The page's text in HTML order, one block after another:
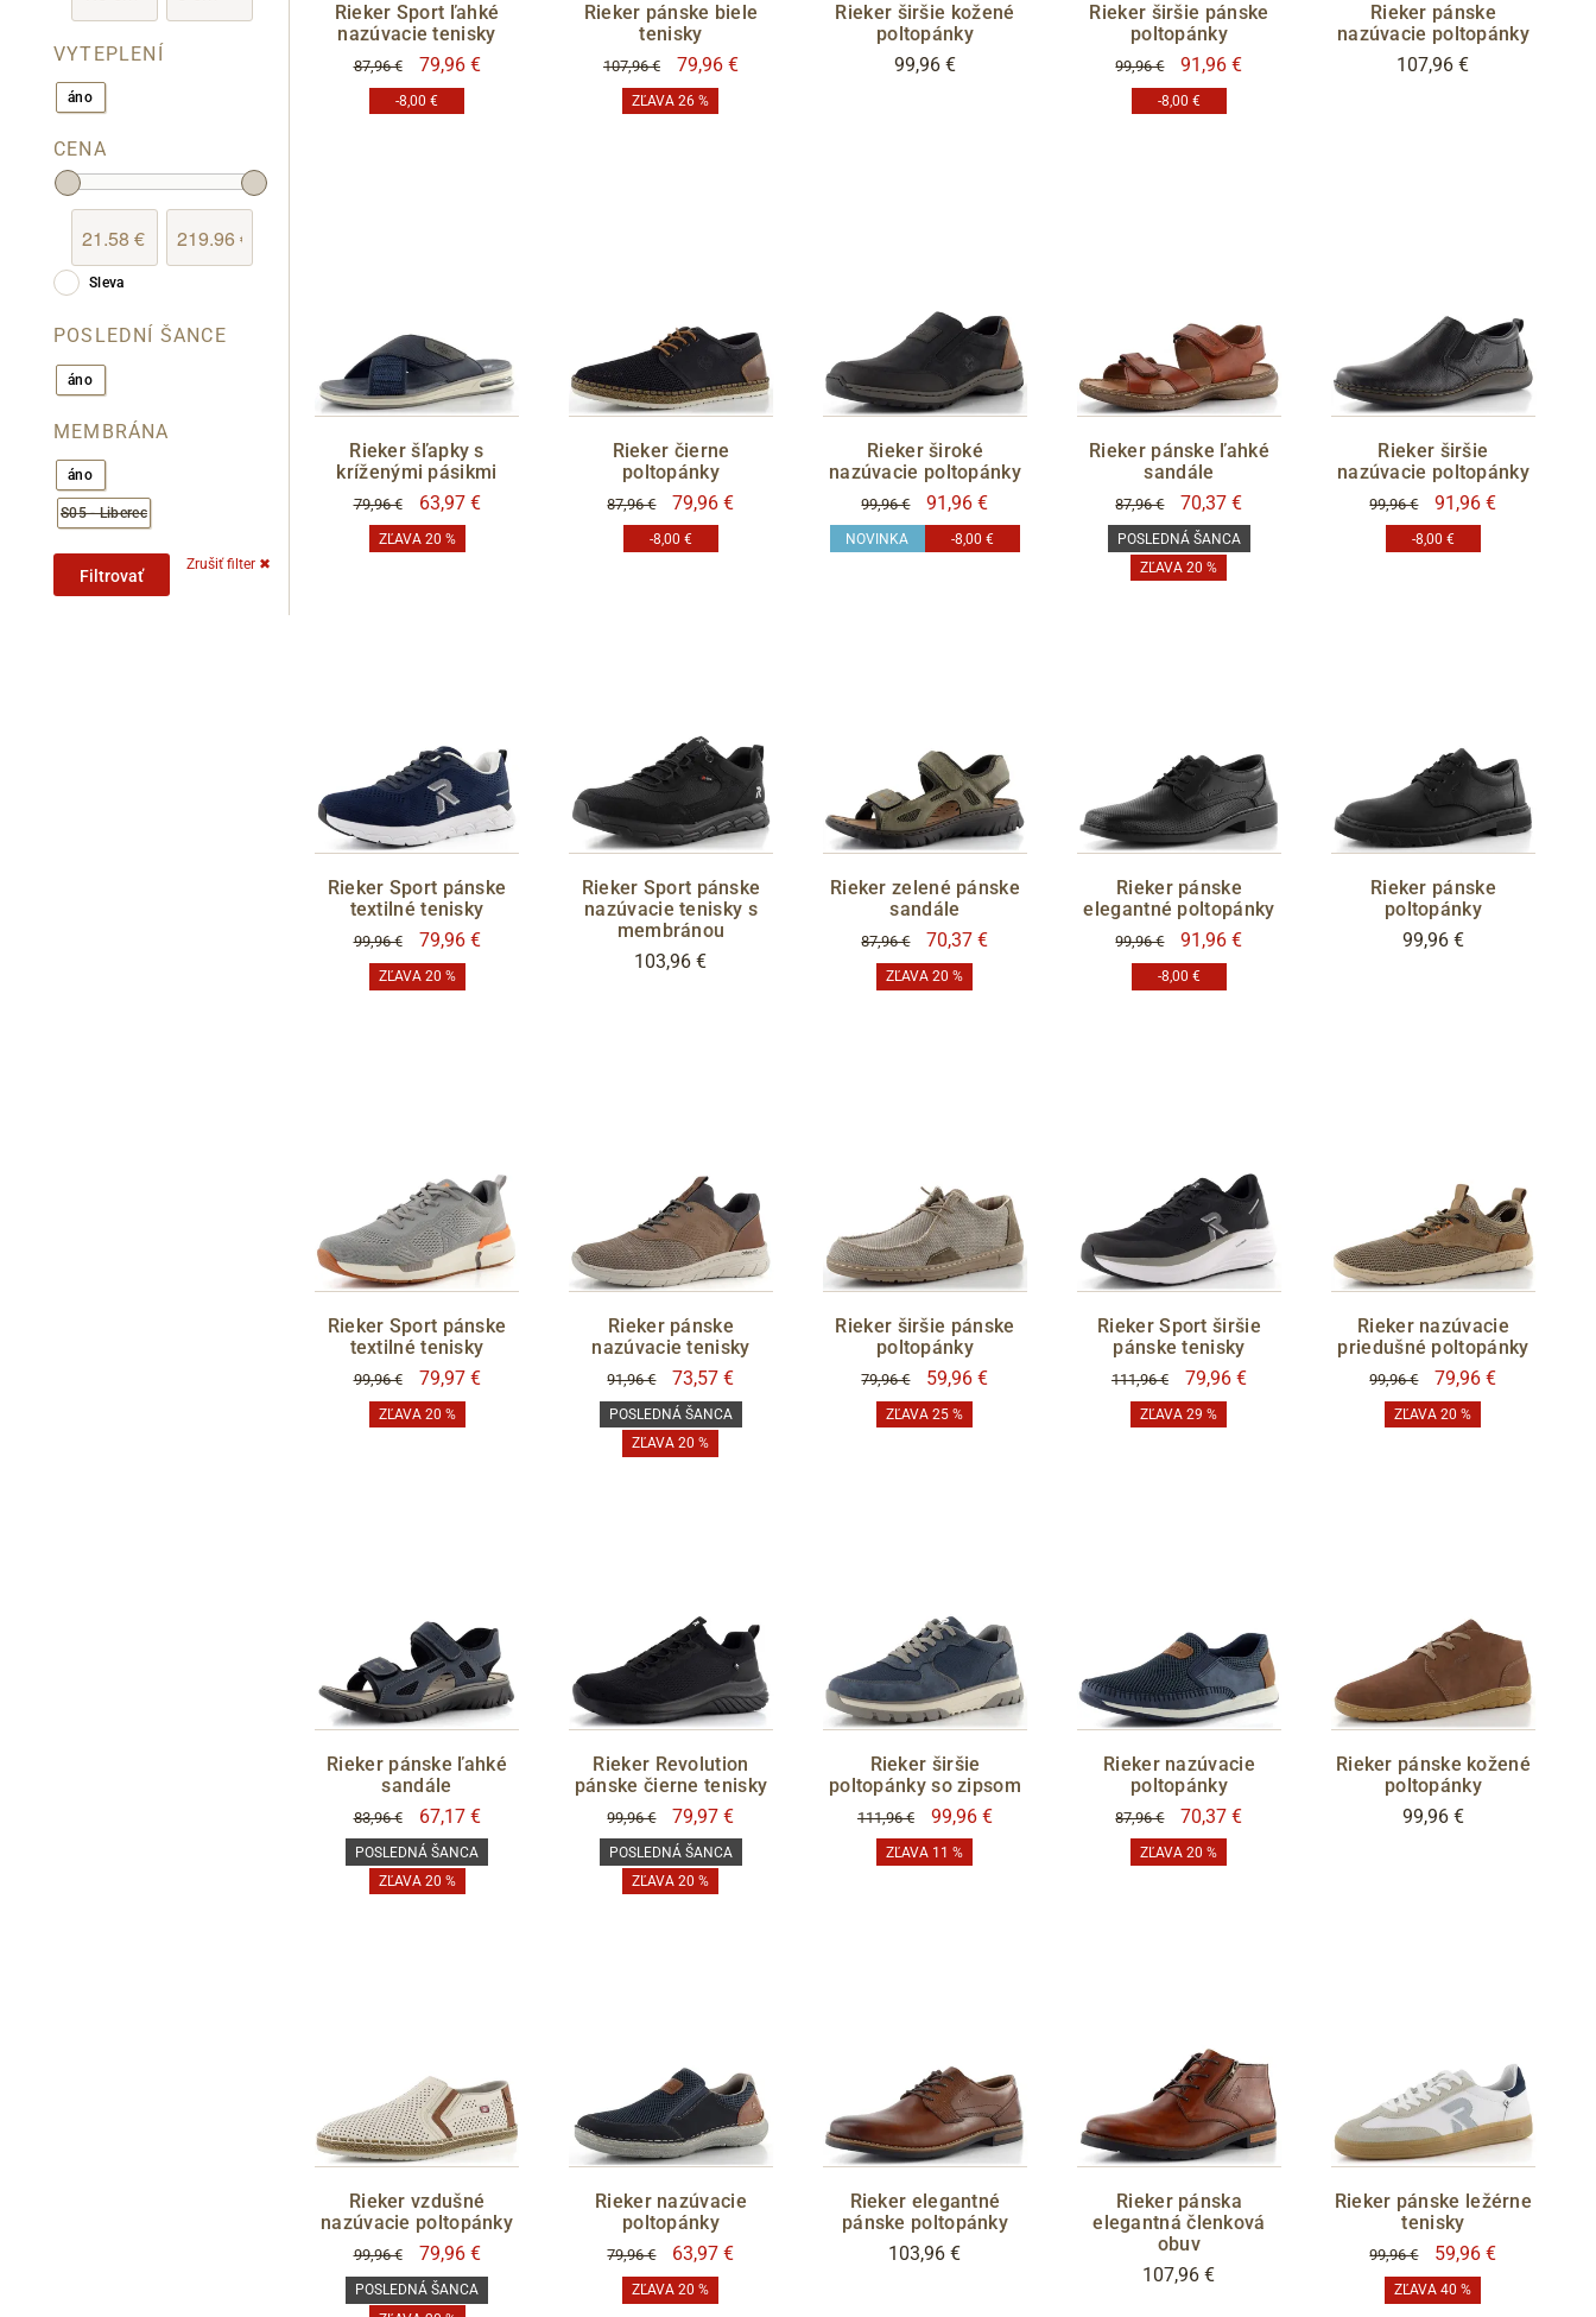
VYTEPLENÍ
áno
CENA
Sleva
POSLEDNÍ ŠANCE
áno
MEMBRÁNA
áno
S05 - Liberec
Zrušiť filter ✖
Filtrovať
Rieker Sport ľahké
nazúvacie tenisky
87,96 € 79,96 €
-8,00 €
Rieker pánske biele
tenisky
107,96 € 79,96 €
ZĽAVA 26 %
Rieker širšie kožené
poltopánky
99,96 €
Rieker širšie pánske
poltopánky
99,96 € 91,96 €
-8,00 €
Rieker pánske
nazúvacie poltopánky
107,96 €
Rieker šľapky s
kríženými pásikmi
79,96 € 63,97 €
ZĽAVA 20 %
Rieker čierne
poltopánky
87,96 € 79,96 €
-8,00 €
Rieker široké
nazúvacie poltopánky
99,96 € 91,96 €
NOVINKA -8,00 €
Rieker pánske ľahké
sandále
87,96 € 70,37 €
POSLEDNÁ ŠANCA
ZĽAVA 20 %
Rieker širšie
nazúvacie poltopánky
99,96 € 91,96 €
-8,00 €
Rieker Sport pánske
textilné tenisky
99,96 € 79,96 €
ZĽAVA 20 %
Rieker Sport pánske
nazúvacie tenisky s
membránou
103,96 €
Rieker zelené pánske
sandále
87,96 € 70,37 €
ZĽAVA 20 %
Rieker pánske
elegantné poltopánky
99,96 € 91,96 €
-8,00 €
Rieker pánske
poltopánky
99,96 €
Rieker Sport pánske
textilné tenisky
99,96 € 79,97 €
ZĽAVA 20 %
Rieker pánske
nazúvacie tenisky
91,96 € 73,57 €
POSLEDNÁ ŠANCA
ZĽAVA 20 %
Rieker širšie pánske
poltopánky
79,96 € 59,96 €
ZĽAVA 25 %
Rieker Sport širšie
pánske tenisky
111,96 € 79,96 €
ZĽAVA 29 %
Rieker nazúvacie
priedušné poltopánky
99,96 € 79,96 €
ZĽAVA 20 %
Rieker pánske ľahké
sandále
83,96 € 67,17 €
POSLEDNÁ ŠANCA
ZĽAVA 20 %
Rieker Revolution
pánske čierne tenisky
99,96 € 79,97 €
POSLEDNÁ ŠANCA
ZĽAVA 20 %
Rieker širšie
poltopánky so zipsom
111,96 € 99,96 €
ZĽAVA 11 %
Rieker nazúvacie
poltopánky
87,96 € 70,37 €
ZĽAVA 20 %
Rieker pánske kožené
poltopánky
99,96 €
Rieker vzdušné
nazúvacie poltopánky
99,96 € 79,96 €
POSLEDNÁ ŠANCA
Rieker nazúvacie
poltopánky
79,96 € 63,97 €
ZĽAVA 20 %
Rieker elegantné
pánske poltopánky
103,96 €
Rieker pánska
elegantná členková
obuv
107,96 €
Rieker pánske ležérne
tenisky
99,96 € 59,96 €
ZĽAVA 40 %